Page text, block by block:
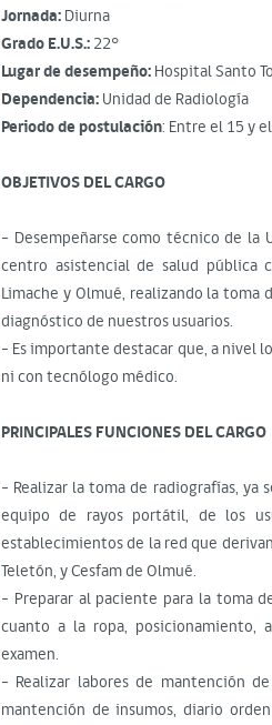
Jornada:Diurna
Grado E.U.S.:22°
Lugar de desempeño:Hospital Santo
Dependencia:Unidad de Radiología
Periodo de postulación: Entre el 15 y
OBJETIVOS DEL CARGO
- Desempeñarse como técnico de la
centro asistencial de salud pública
Limache y Olmué, realizando la toma
diagnóstico de nuestros usuarios.
- Es importante destacar que, a nivel
ni con tecnólogo médico.
PRINCIPALES FUNCIONES DEL CARGO
- Realizar la toma de radiografías, ya
equipo de rayos portátil, de los
establecimientos de la red que
Teletón, y Cesfam de Olmué.
- Preparar al paciente para la toma
cuanto a la ropa, posicionamiento,
examen.
- Realizar labores de mantención
mantención de insumos, diario